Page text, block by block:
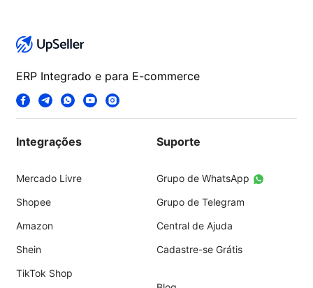
ERP Integrado e para E-commerce
Integrações
Mercado Livre
Shopee
Amazon
Shein
TikTok Shop
Suporte
Grupo de WhatsApp
Grupo de Telegram
Central de Ajuda
Cadastre-se Grátis